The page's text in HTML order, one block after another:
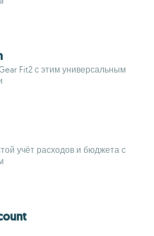
Fit2 с этим универсальным
учёт расходов и бюджета с